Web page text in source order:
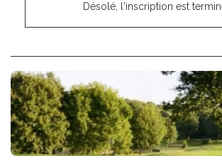
Désolé, l'inscription est